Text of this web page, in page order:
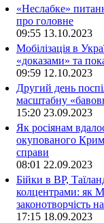
«Неслабке»
про головне
09:55 13.10.2023
Мобілізація в
«доказами» та
09:59 12.10.2023
Другий день
масштабну
15:20 23.09.2023
Як росіянам
окупованого
справи
08:01 22.09.2023
Бійки в ВР,
колцентрами: як
законотворчість
17:15 18.09.2023